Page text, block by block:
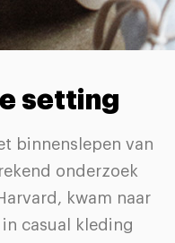
setting
binnenslepen van
onderzoek
kwam naar
casual kleding